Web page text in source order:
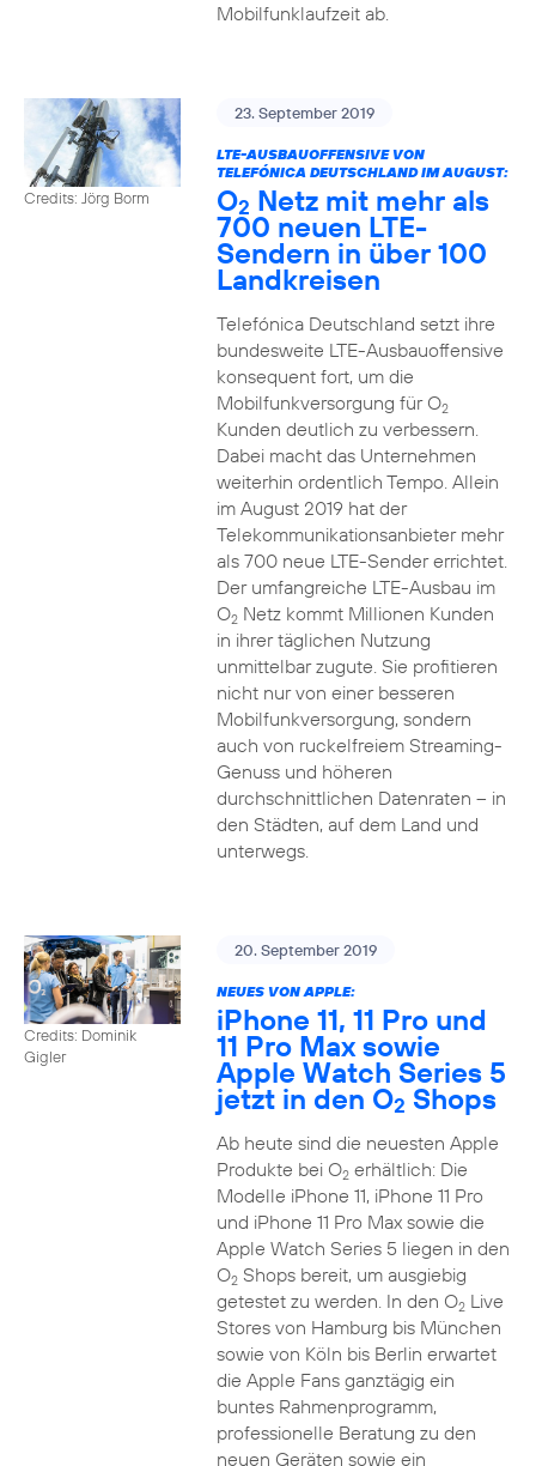
Mobilfunklaufzeit ab.
Credits: Jörg Borm
23. September 2019
LTE-AUSBAUOFFENSIVE VON
TELEFÓNICA DEUTSCHLAND IM AUGUST:
O2 Netz mit mehr als
700 neuen LTE-
Sendern in über 100
Landkreisen
Telefónica Deutschland setzt ihre
bundesweite LTE-Ausbauoffensive
konsequent fort, um die
Mobilfunkversorgung für O2
Kunden deutlich zu verbessern.
Dabei macht das Unternehmen
weiterhin ordentlich Tempo. Allein
im August 2019 hat der
Telekommunikationsanbieter mehr
als 700 neue LTE-Sender errichtet.
Der umfangreiche LTE-Ausbau im
O2Netz kommt Millionen Kunden
in ihrer täglichen Nutzung
unmittelbar zugute. Sie profitieren
nicht nur von einer besseren
Mobilfunkversorgung, sondern
auch von ruckelfreiem Streaming-
Genuss und höheren
durchschnittlichen Datenraten – in
den Städten, auf dem Land und
unterwegs.
Credits: Dominik
Gigler
20. September 2019
NEUES VON APPLE:
iPhone 11, 11 Pro und
11 Pro Max sowie
Apple Watch Series 5
jetzt in den O2 Shops
Ab heute sind die neuesten Apple
Produkte bei O2erhältlich: Die
Modelle iPhone 11, iPhone 11 Pro
und iPhone 11 Pro Max sowie die
Apple Watch Series 5 liegen in den
O2Shops bereit, um ausgiebig
getestet zu werden. In den O2Live
Stores von Hamburg bis München
sowie von Köln bis Berlin erwartet
die Apple Fans ganztägig ein
buntes Rahmenprogramm,
professionelle Beratung zu den
neuen Geräten sowie ein